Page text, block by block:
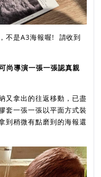
不是A3海報喔! 請收到
尚導演一張一張認真親
又拿出的往返移動，已盡
套一張一張以平面方式裝
到稍微有點磨到的海報還